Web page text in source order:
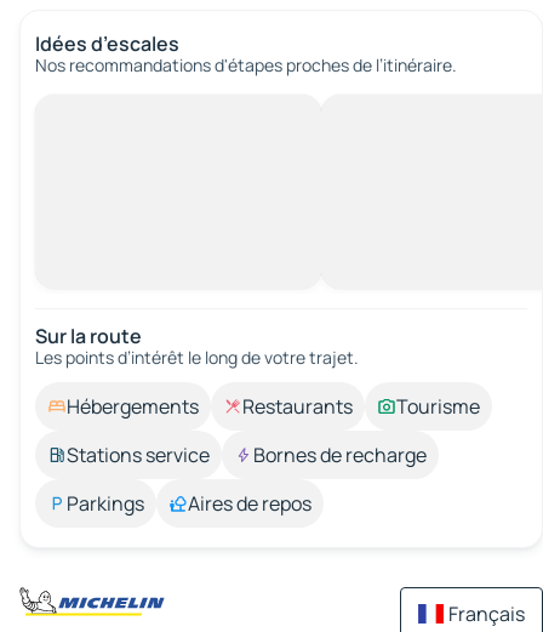
Idées d’escales
Nos recommandations d'étapes proches de l’itinéraire.
Sur la route
Les points d’intérêt le long de votre trajet.
Hébergements Restaurants
Tourisme
Stations service
Bornes de recharge
Parkings
Aires de repos
Français